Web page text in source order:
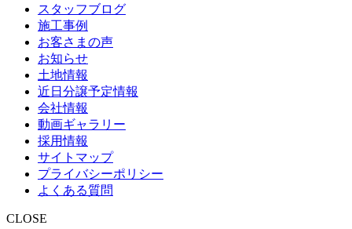
スタッフブログ
施工事例
お客さまの声
お知らせ
土地情報
近日分譲予定情報
会社情報
動画ギャラリー
採用情報
サイトマップ
プライバシーポリシー
よくある質問
CLOSE